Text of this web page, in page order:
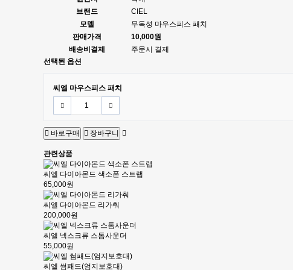
브랜드
CIEL
모델
무독성 마우스피스 패치
판매가격
10,000원
배송비결제
주문시 결제
선택된 옵션
씨엘 마우스피스 패치
바로구매 장바구니
관련상품
씨엘 다이아몬드 색소폰 스트랩
65,000원
씨엘 다이아몬드 리가춰
200,000원
씨엘 넥스크류 스톰사운더
55,000원
씨엘 썸패드(엄지보호대)